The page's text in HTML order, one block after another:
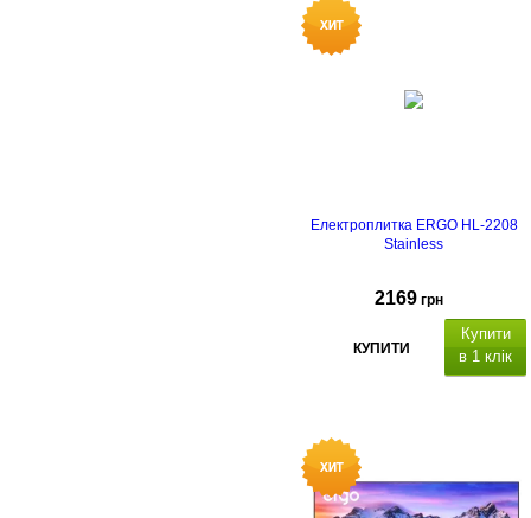
Електроплитка ERGO HL-2208
Stainless
2169 грн
КУПИТИ
Купити
в 1 клік